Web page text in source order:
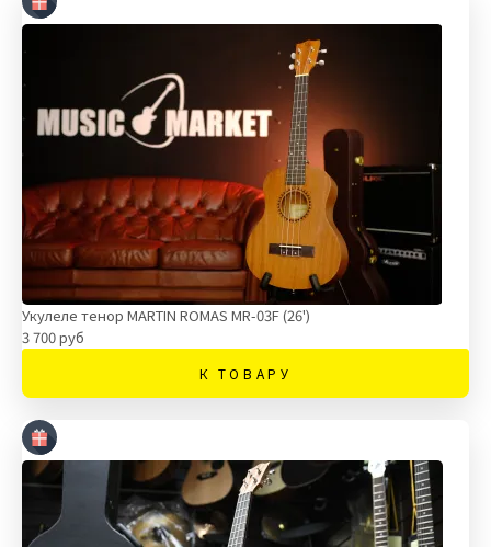
Укулеле тенор MARTIN ROMAS MR-03F (26')
3 700 руб
К ТОВАРУ